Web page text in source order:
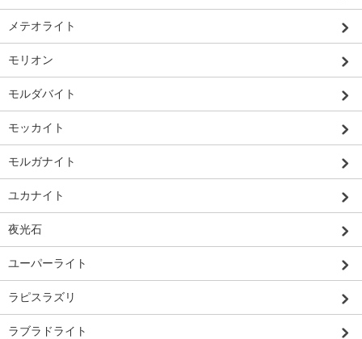
メテオライト
モリオン
モルダバイト
モッカイト
モルガナイト
ユカナイト
夜光石
ユーパーライト
ラピスラズリ
ラブラドライト